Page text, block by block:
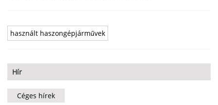
használt haszongépjárművek
Hír
Céges hírek